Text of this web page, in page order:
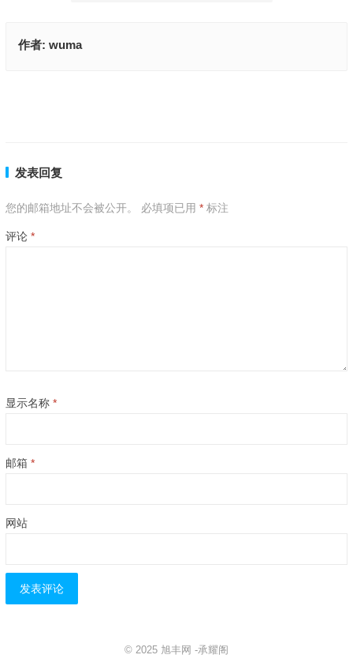
作者: wuma
发表回复
您的邮箱地址不会被公开。 必填项已用 *标注
评论 *
显示名称 *
邮箱 *
网站
© 2025 旭丰网 -承耀阁